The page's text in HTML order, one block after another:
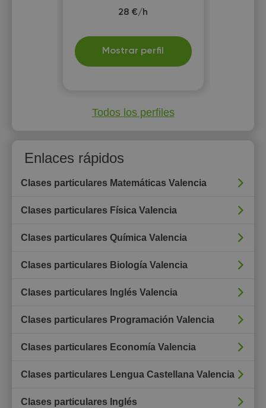
28 €/h
Mostrar perfil
Todos los perfiles
Enlaces rápidos
Clases particulares Matemáticas Valencia
Clases particulares Física Valencia
Clases particulares Química Valencia
Clases particulares Biología Valencia
Clases particulares Inglés Valencia
Clases particulares Programación Valencia
Clases particulares Economía Valencia
Clases particulares Lengua Castellana Valencia
Clases particulares Inglés